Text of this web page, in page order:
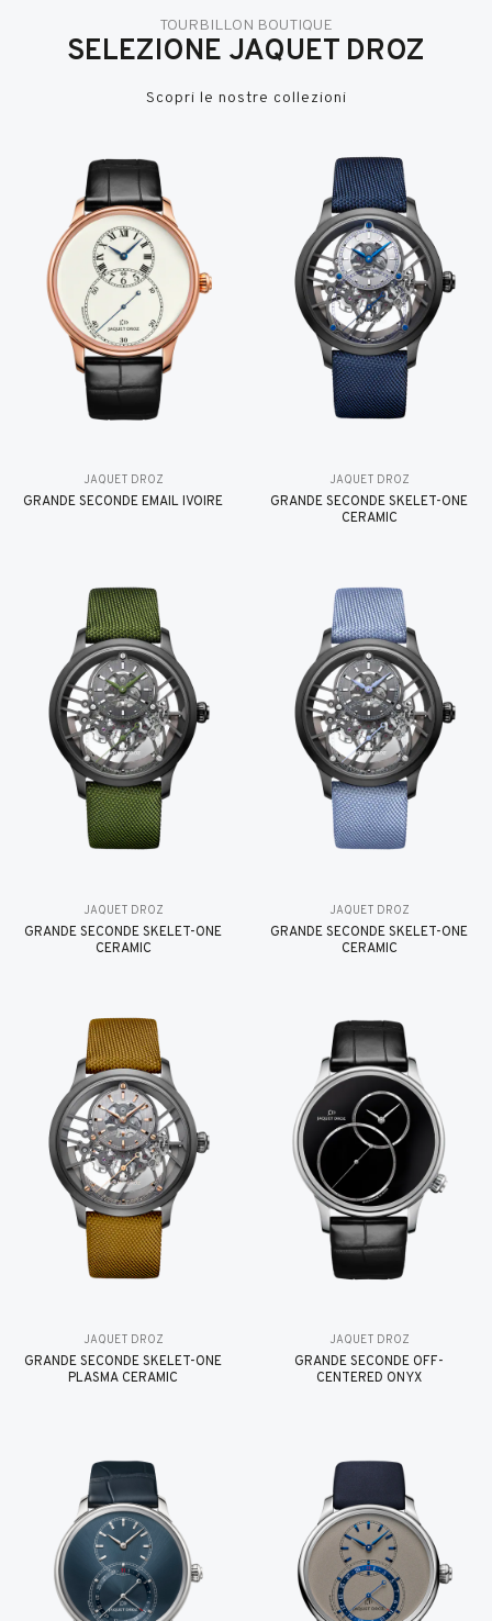
TOURBILLON BOUTIQUE
SELEZIONE JAQUET DROZ
Scopri le nostre collezioni
JAQUET DROZ
GRANDE SECONDE EMAIL IVOIRE
JAQUET DROZ
GRANDE SECONDE SKELET-ONE
CERAMIC
JAQUET DROZ
GRANDE SECONDE SKELET-ONE
CERAMIC
JAQUET DROZ
GRANDE SECONDE SKELET-ONE
CERAMIC
JAQUET DROZ
GRANDE SECONDE SKELET-ONE
PLASMA CERAMIC
JAQUET DROZ
GRANDE SECONDE OFF-
CENTERED ONYX